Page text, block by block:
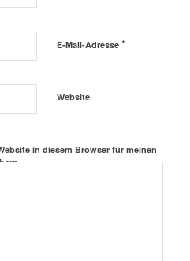
E-Mail-Adresse *
Website
in diesem Browser für meinen